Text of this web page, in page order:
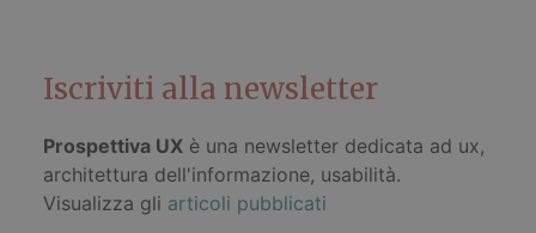
Iscriviti alla newsletter
Prospettiva UX è una newsletter dedicata ad ux,
architettura dell'informazione, usabilità.
Visualizza gli articoli pubblicati